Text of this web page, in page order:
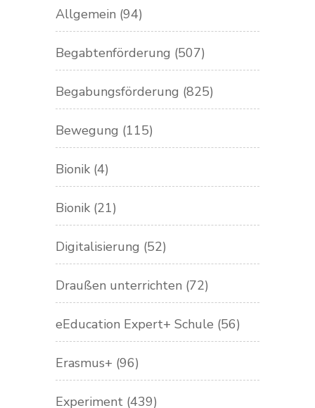
Allgemein (94)
Begabtenförderung (507)
Begabungsförderung (825)
Bewegung (115)
Bionik (4)
Bionik (21)
Digitalisierung (52)
Draußen unterrichten (72)
eEducation Expert+ Schule (56)
Erasmus+ (96)
Experiment (439)